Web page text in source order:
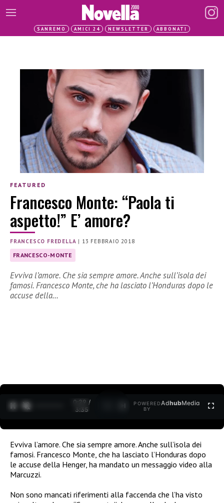
SANREMO AMICI 24 NEWSLETTER ABBONATI
FEATURED
Francesco Monte: “Paola ti
aspetto!” E’ amore?
FRANCESCO FREDELLA | 13 FEBBRAIO 2018
FRANCESCO-MONTE
Evviva l’amore. Che sia sempre amore. Anche sull’isola dei
famosi. Francesco Monte, che ha lasciato l’Honduras dopo le
accuse della…
0:30 /
3:35
POWERED
BY
AdhubMedia
Evviva l’amore. Che sia sempre amore. Anche sull’isola dei
famosi. Francesco Monte, che ha lasciato l’Honduras dopo
le accuse della Henger, ha mandato un messaggio video alla
Marcuzzi.
Non sono mancati riferimenti alla faccenda che l’ha visto